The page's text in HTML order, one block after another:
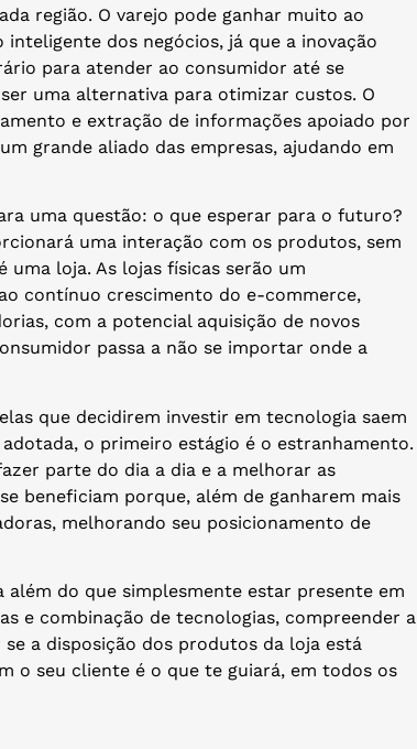
região. O varejo pode ganhar muito ao
dos negócios, já que a inovação
para atender ao consumidor até se
uma alternativa para otimizar custos. O
e extração de informações apoiado por
grande aliado das empresas, ajudando em
uma questão: o que esperar para o futuro?
uma interação com os produtos, sem
uma loja. As lojas físicas serão um
contínuo crescimento do e-commerce,
com a potencial aquisição de novos
passa a não se importar onde a
que decidirem investir em tecnologia saem
o primeiro estágio é o estranhamento.
parte do dia a dia e a melhorar as
beneficiam porque, além de ganharem mais
melhorando seu posicionamento de
do que simplesmente estar presente em
e combinação de tecnologias, compreender a
a disposição dos produtos da loja está
o seu cliente é o que te guiará, em todos os